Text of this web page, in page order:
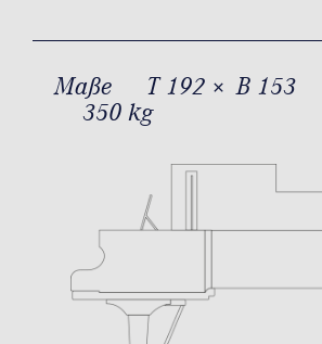
Maße T 192 × B 153
350 kg